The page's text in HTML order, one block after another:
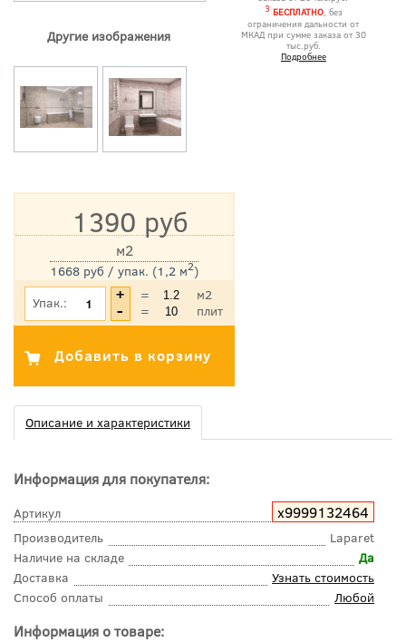
Другие изображения
3 БЕСПЛАТНО, без
ограничения дальности от
МКАД при сумме заказа от 30
тыс.руб.
Подробнее
1390 руб
1668 руб / упак. (1,2 м2)
м2
*Цена указана с учетом НДС
Упак.: =
м2
=
плит
Описание и характеристики
Информация для покупателя:
Артикул х9999132464
Производитель
Laparet
Наличие на складе
Да
Доставка
Узнать стоимость
Способ оплаты
Любой
Информация о товаре: